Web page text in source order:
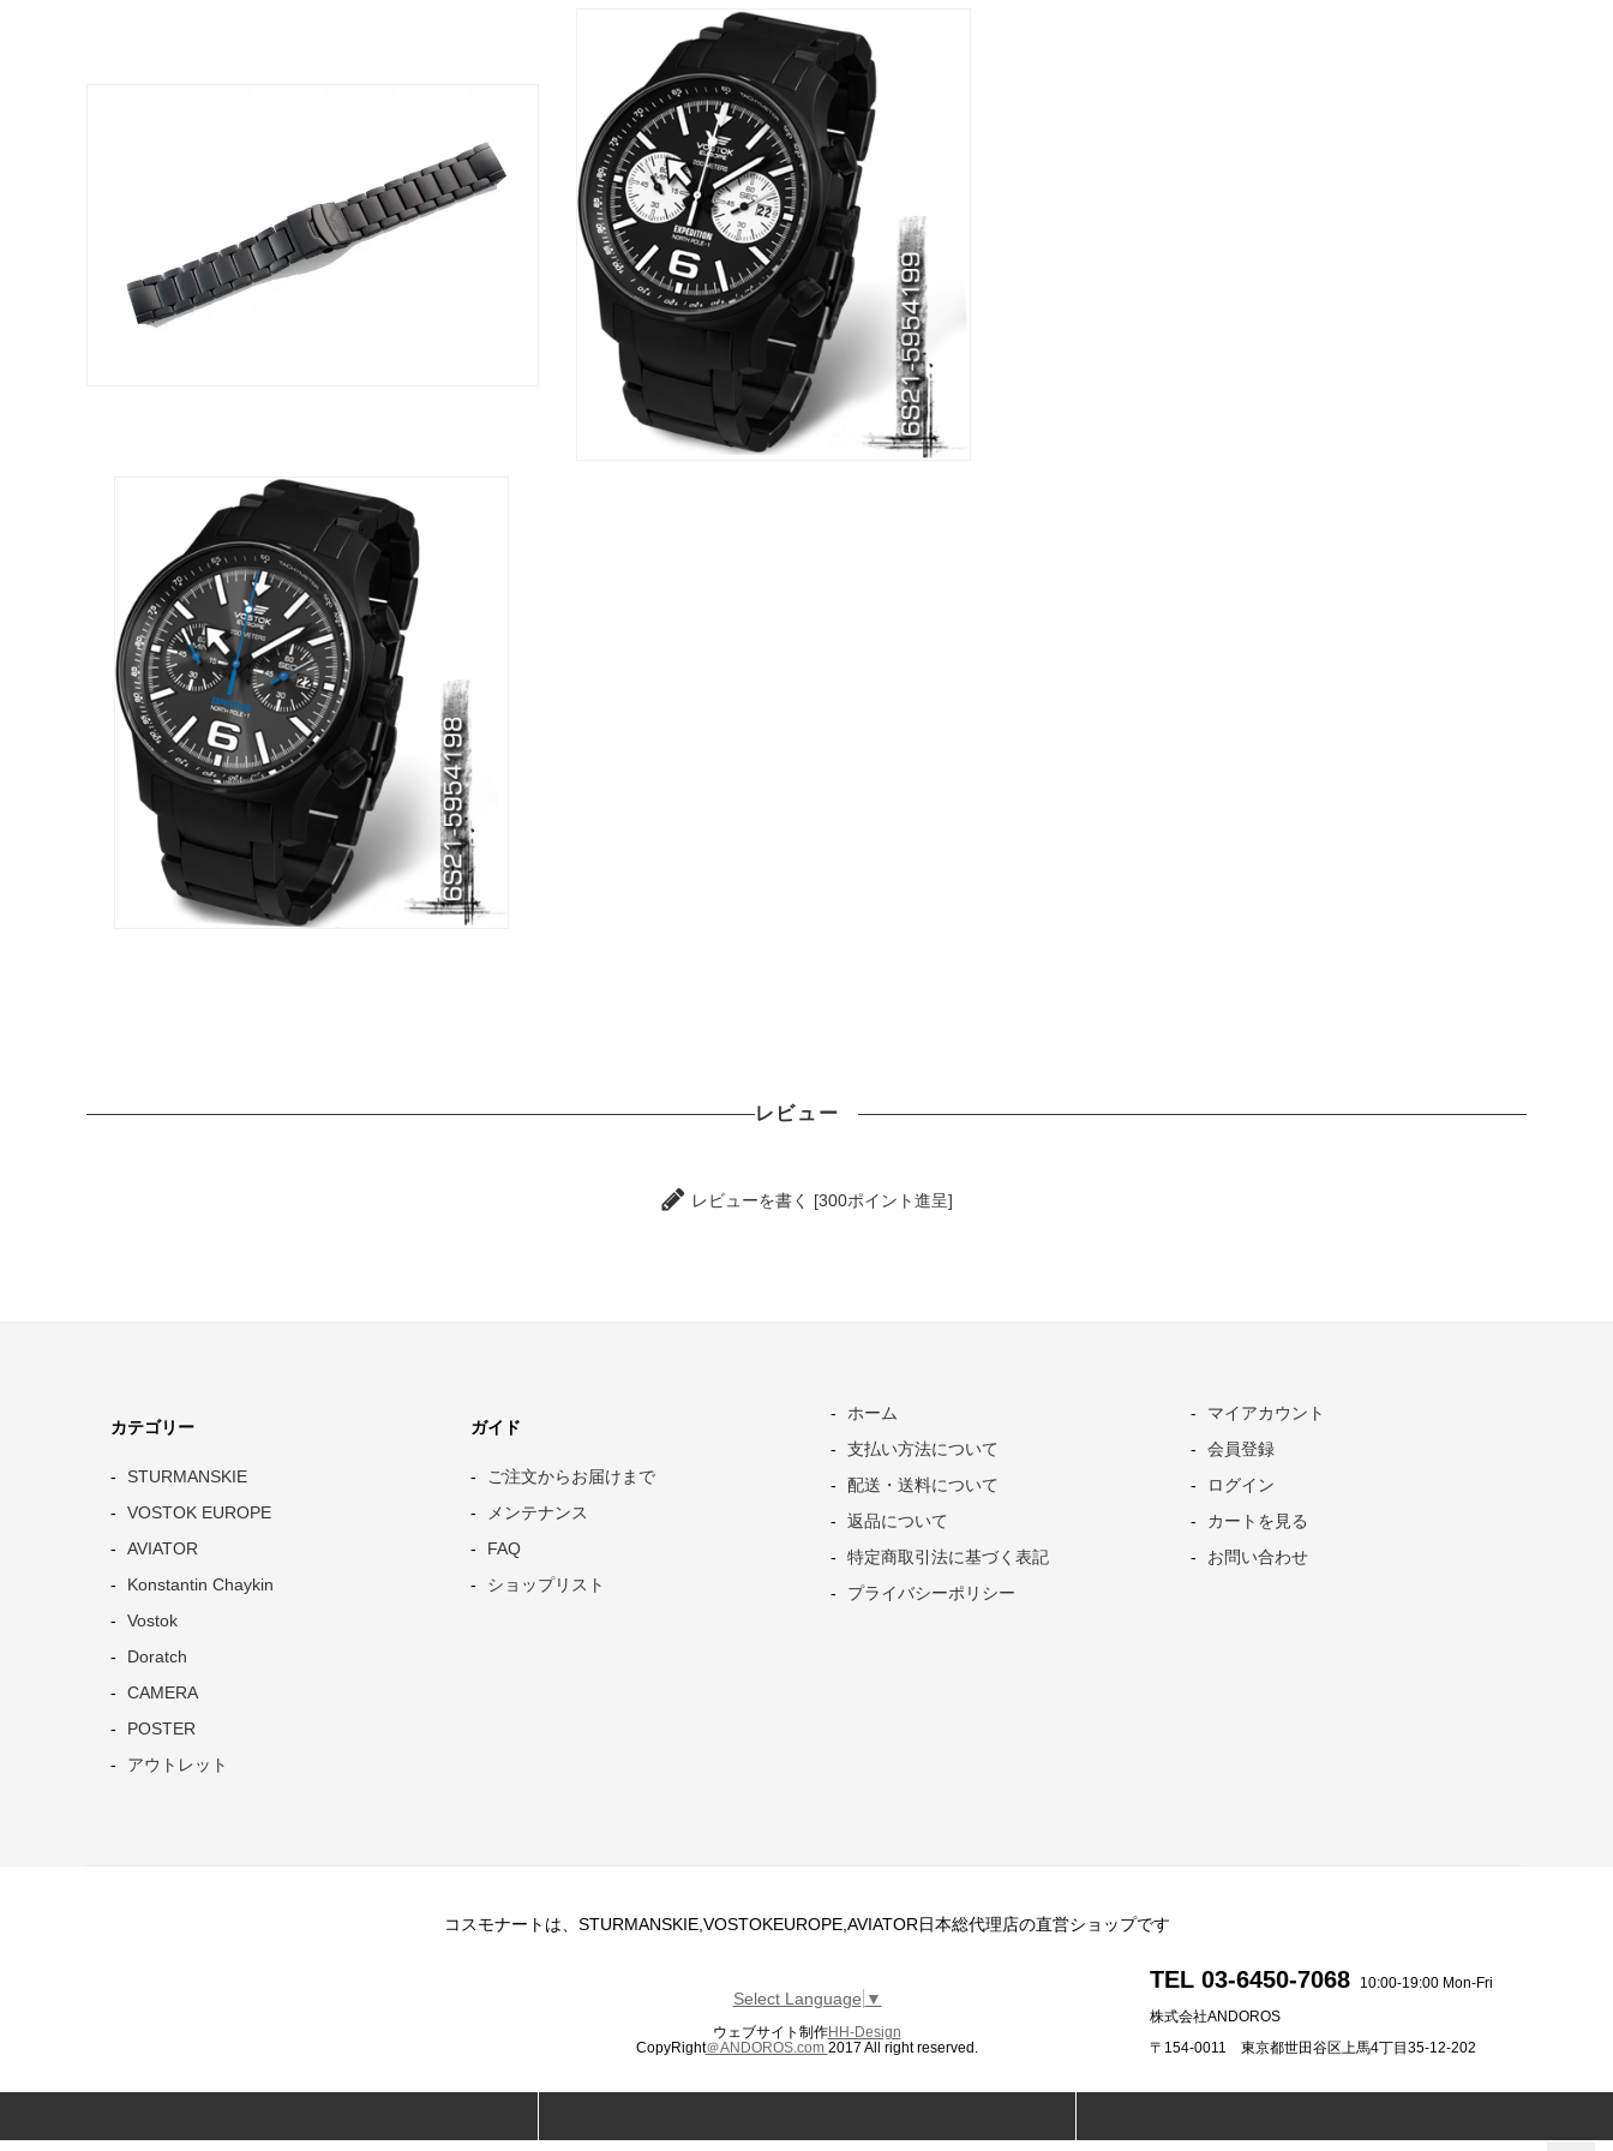
レビュー
レビューを書く [300ポイント進呈]
カテゴリー
STURMANSKIE
VOSTOK EUROPE
AVIATOR
Konstantin Chaykin
Vostok
Doratch
CAMERA
POSTER
アウトレット
ガイド
ご注文からお届けまで
メンテナンス
FAQ
ショップリスト
ホーム
支払い方法について
配送・送料について
返品について
特定商取引法に基づく表記
プライバシーポリシー
マイアカウント
会員登録
ログイン
カートを見る
お問い合わせ
コスモナートは、STURMANSKIE,VOSTOKEUROPE,AVIATOR日本総代理店の直営ショップです
TEL 03-6450-7068
10:00-19:00 Mon-Fri
株式会社ANDOROS
〒154-0011 東京都世田谷区上馬4丁目35-12-202
Select Language ▼
ウェブサイト制作HH-Design
CopyRight＠ANDOROS.com 2017 All right reserved.